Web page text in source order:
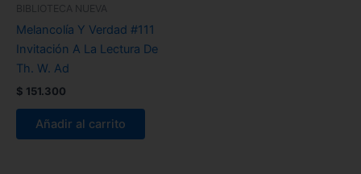
BIBLIOTECA NUEVA
Melancolía Y Verdad #111
Invitación A La Lectura De
Th. W. Ad
$ 151.300
Añadir al carrito